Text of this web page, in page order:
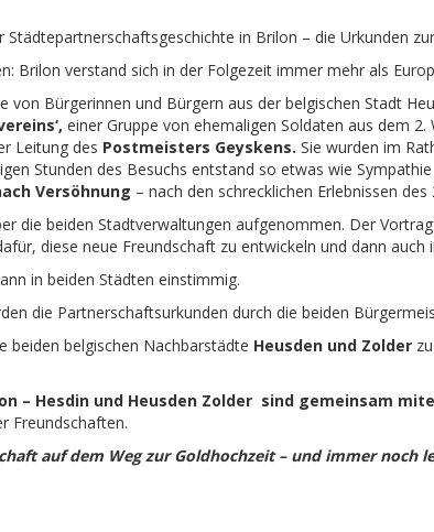
Städtepartnerschaftsgeschichte in Brilon – die Urkunden
Brilon verstand sich in der Folgezeit immer mehr als
von Bürgerinnen und Bürgern aus der belgischen Stadt
einer Gruppe von ehemaligen Soldaten aus dem
Leitung des Postmeisters Geyskens. Sie wurden im
Stunden des Besuchs entstand so etwas wie
Versöhnung – nach den schrecklichen Erlebnissen
die beiden Stadtverwaltungen aufgenommen. Der
diese neue Freundschaft zu entwickeln und dann
in beiden Städten einstimmig.
die Partnerschaftsurkunden durch die beiden
beiden belgischen Nachbarstädte Heusden und Zolder
– Hesdin und Heusden Zolder sind gemeinsam
Freundschaften.
auf dem Weg zur Goldhochzeit – und immer noch